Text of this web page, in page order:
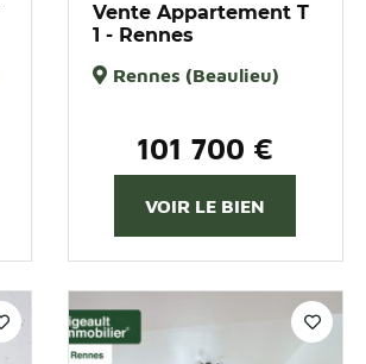
Vente Appartement T
1 - Rennes
Rennes (Beaulieu)
101 700 €
VOIR LE BIEN